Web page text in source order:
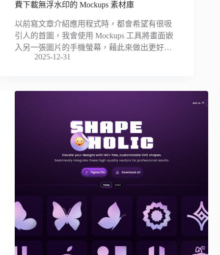
費下載無浮水印的 Mockups 素材庫
以前寫文章介紹應用程式時，都會希望有很吸
引人的首圖，我會使用 Mockups 工具將畫面嵌
入另一張圖片的手機螢幕，藉此來做出更好…
2025-12-31